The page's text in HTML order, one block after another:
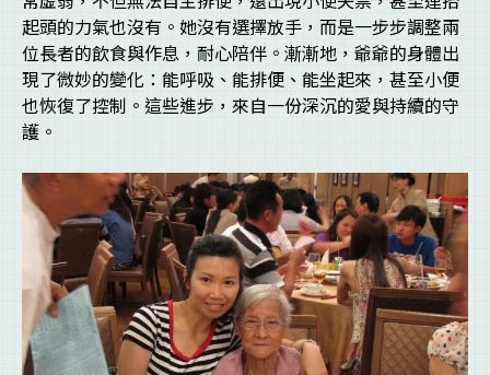
起頭的力氣也沒有。她沒有選擇放手，而是一步步調整兩
位長者的飲食與作息，耐心陪伴。漸漸地，爺爺的身體出
現了微妙的變化：能呼吸、能排便、能坐起來，甚至小便
也恢復了控制。這些進步，來自一份深沉的愛與持續的守
護。